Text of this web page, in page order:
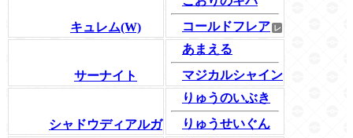
キュレム(W)
コールドフレア
サーナイト
あまえる
マジカルシャイン
シャドウディアルガ
りゅうのいぶき
りゅうせいぐん